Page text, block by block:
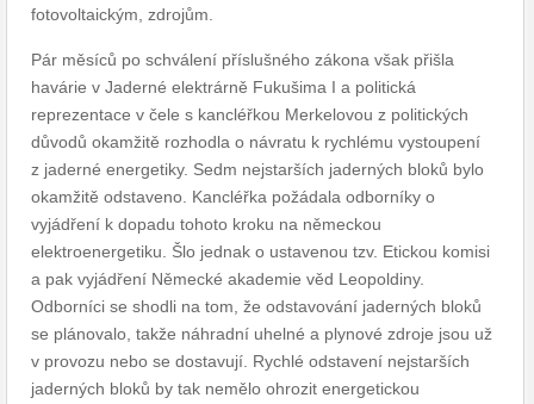
fotovoltaickým, zdrojům.
Pár měsíců po schválení příslušného zákona však přišla
havárie v Jaderné elektrárně Fukušima I a politická
reprezentace v čele s kancléřkou Merkelovou z politických
důvodů okamžitě rozhodla o návratu k rychlému vystoupení
z jaderné energetiky. Sedm nejstarších jaderných bloků bylo
okamžitě odstaveno. Kancléřka požádala odborníky o
vyjádření k dopadu tohoto kroku na německou
elektroenergetiku. Šlo jednak o ustavenou tzv. Etickou komisi
a pak vyjádření Německé akademie věd Leopoldiny.
Odborníci se shodli na tom, že odstavování jaderných bloků
se plánovalo, takže náhradní uhelné a plynové zdroje jsou už
v provozu nebo se dostavují. Rychlé odstavení nejstarších
jaderných bloků by tak nemělo ohrozit energetickou